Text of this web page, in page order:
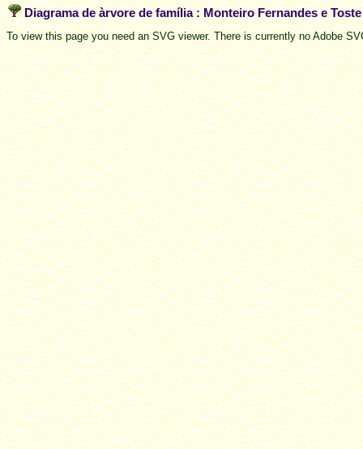
Diagrama de àrvore de família : Monteiro Fernandes e
To view this page you need an SVG viewer. There is currently no Adobe